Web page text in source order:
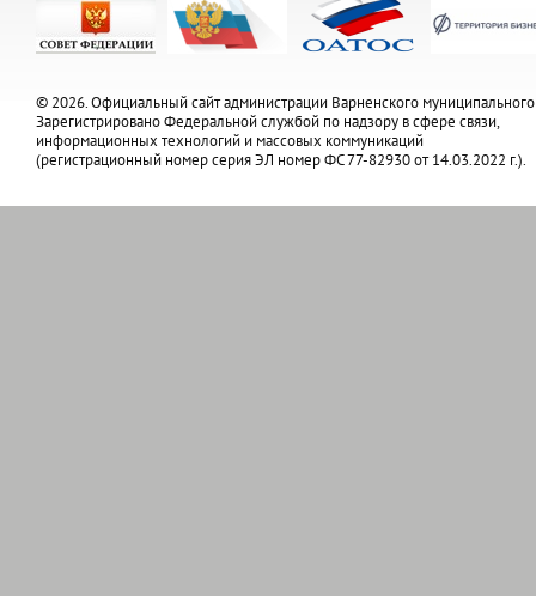
© 2026. Официальный сайт администрации Варненского муниципального
Зарегистрировано Федеральной службой по надзору в сфере связи,
информационных технологий и массовых коммуникаций
(регистрационный номер серия ЭЛ номер ФС 77-82930 от 14.03.2022 г.).